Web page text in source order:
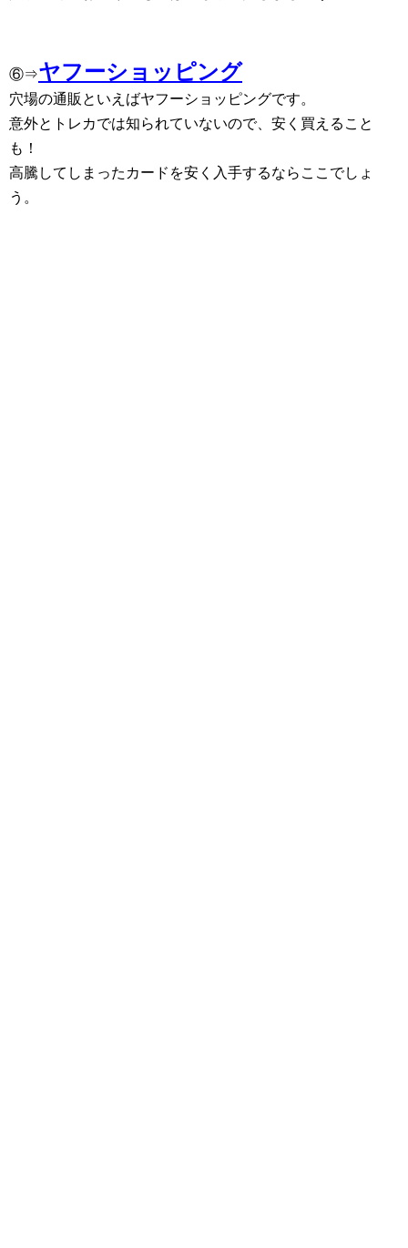
⑥⇒ヤフーショッピング
穴場の通販といえばヤフーショッピングです。
意外とトレカでは知られていないので、安く買えること
も！
高騰してしまったカードを安く入手するならここでしょ
う。